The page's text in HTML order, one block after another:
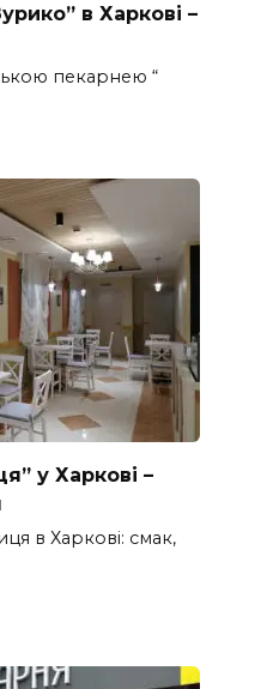
в Харкові –
пекарнею “
у Харкові –
в Харкові: смак,